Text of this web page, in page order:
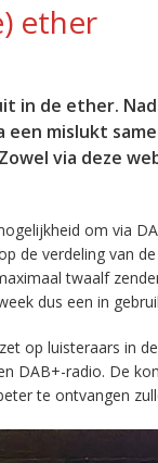
ether
in de ether.
mislukt
via deze
om via
verdeling van
twaalf
dus een in
op luisteraars in
DAB+-radio. De
te ontvangen